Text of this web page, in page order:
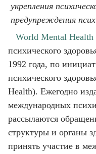
укрепления
предупреждения
World Mental Health
психического
1992 года, по
психического
Health). Ежегодно
международных
рассылаются
структуры и органы
принять участие в